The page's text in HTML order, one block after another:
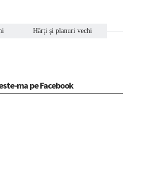
Hărți și planuri vechi
ma pe Facebook